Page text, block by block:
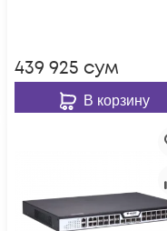
439 925 сум
В корзину